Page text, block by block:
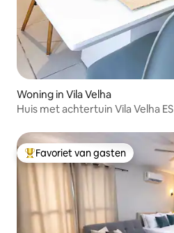
Woning in Vila Velha
Huis met achtertuin Vila Velha ES
Topfavoriet van gasten
Favoriet van gasten